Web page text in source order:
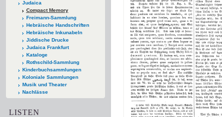
Judaica
Compact Memory
Freimann-Sammlung
Hebräische Handschriften
Hebräische Inkunabeln
Jiddische Drucke
Judaica Frankfurt
Kataloge
Rothschild-Sammlung
Kinderbuchsammlungen
Koloniale Sammlungen
Musik und Theater
Nachlässe
LISTEN